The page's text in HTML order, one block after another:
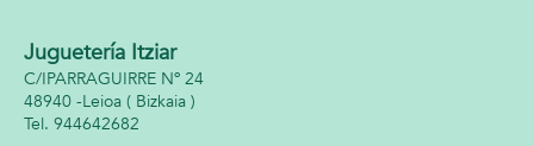
Juguetería Itziar
C/IPARRAGUIRRE Nº 24
48940 -Leioa ( Bizkaia )
944642682